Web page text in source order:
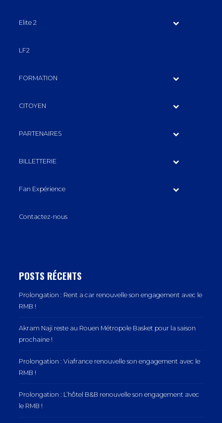
Elite 2
LF2
FORMATION
CITOYEN
PARTENAIRES
BILLETTERIE
Fan Expérience
Contactez-nous
POSTS RÉCENTS
Prolongation : Rent a car renouvelle son engagement avec le
RMB !
Akram Naji reste au Rouen Métropole Basket pour la saison
prochaine !
Prolongation : Viafrance renouvelle son engagement avec le
RMB !
Prolongation : L’hôtel B&B renouvelle son engagement avec
le RMB !